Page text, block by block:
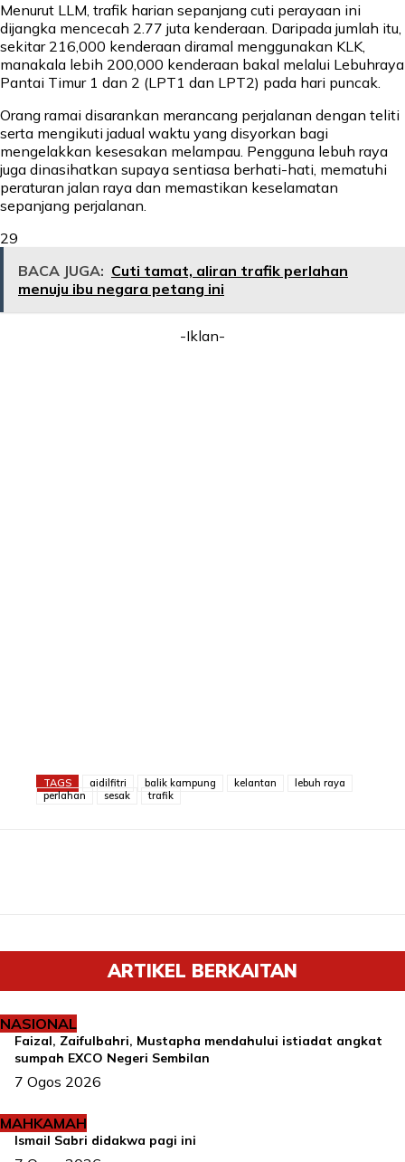
Menurut LLM, trafik harian sepanjang cuti perayaan ini
dijangka mencecah 2.77 juta kenderaan. Daripada jumlah itu,
sekitar 216,000 kenderaan diramal menggunakan KLK,
manakala lebih 200,000 kenderaan bakal melalui Lebuhraya
Pantai Timur 1 dan 2 (LPT1 dan LPT2) pada hari puncak.
Orang ramai disarankan merancang perjalanan dengan teliti
serta mengikuti jadual waktu yang disyorkan bagi
mengelakkan kesesakan melampau. Pengguna lebuh raya
juga dinasihatkan supaya sentiasa berhati-hati, mematuhi
peraturan jalan raya dan memastikan keselamatan
sepanjang perjalanan.
29
BACA JUGA: Cuti tamat, aliran trafik perlahan
menuju ibu negara petang ini
-Iklan-
TAGS aidilfitri balik kampung kelantan
lebuh raya
perlahan
sesak trafik
ARTIKEL BERKAITAN
NASIONAL
Faizal, Zaifulbahri, Mustapha mendahului istiadat angkat
sumpah EXCO Negeri Sembilan
7 Ogos 2026
MAHKAMAH
Ismail Sabri didakwa pagi ini